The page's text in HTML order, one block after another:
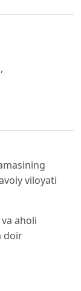
viloyati
aholi
doir